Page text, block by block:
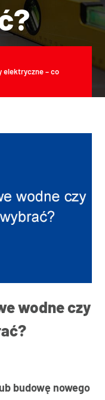
elektryczne – co
wodne czy
budowę nowego